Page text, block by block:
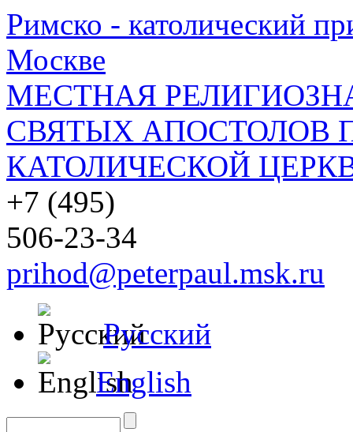
Римско - католический
Москве
МЕСТНАЯ
СВЯТЫХ АПОСТОЛОВ
КАТОЛИЧЕСКОЙ
+7 (495)
506-23-34
prihod@peterpaul.msk.ru
Русский
English